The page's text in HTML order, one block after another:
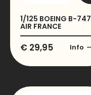
1/125 BOEING B-747
AIR FRANCE
€ 29,95 Info